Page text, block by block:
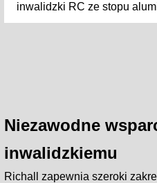
inwalidzki RC ze stopu
Składany elektryczny
Niezawodne
inwalidzkiemu
Richall zapewnia szeroki